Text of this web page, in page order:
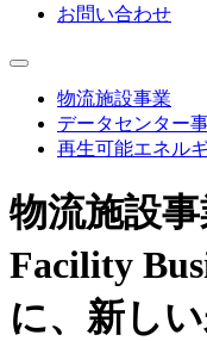
お問い合わせ
物流施設事業
データセンター
再生可能エネル
物流施設
Facility
に、新し